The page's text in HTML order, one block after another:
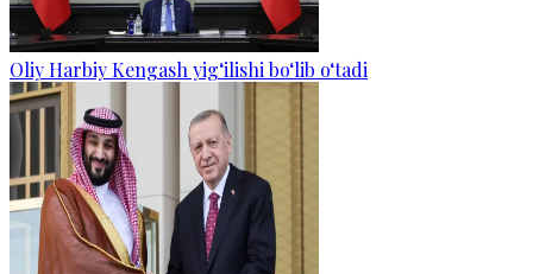
Oliy Harbiy Kengash yig‘ilishi bo‘lib o‘tadi